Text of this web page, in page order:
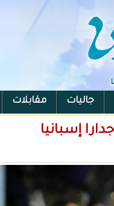
جاليات مقابلات